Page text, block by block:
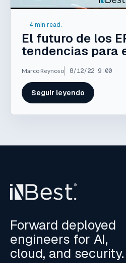
4 min read.
El futuro de los
tendencias para
Marco Reynoso 8/12/22 9:00
Seguir leyendo
Forward deployed
engineers for AI,
cloud, and security.